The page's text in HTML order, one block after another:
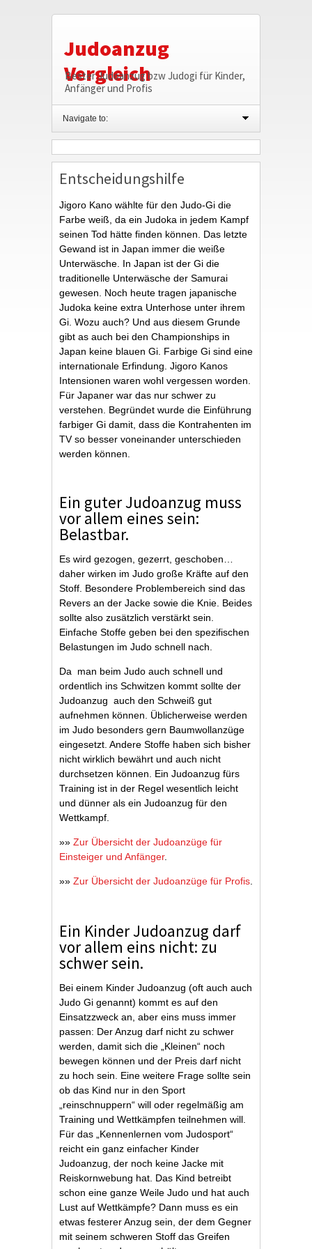
Judoanzug
Vergleich
Bester Judoanzug bzw Judogi für Kinder,
Anfänger und Profis
Navigate to:
Entscheidungshilfe
Jigoro Kano wählte für den Judo-Gi die
Farbe weiß, da ein Judoka in jedem Kampf
seinen Tod hätte finden können. Das letzte
Gewand ist in Japan immer die weiße
Unterwäsche. In Japan ist der Gi die
traditionelle Unterwäsche der Samurai
gewesen. Noch heute tragen japanische
Judoka keine extra Unterhose unter ihrem
Gi. Wozu auch? Und aus diesem Grunde
gibt as auch bei den Championships in
Japan keine blauen Gi. Farbige Gi sind eine
internationale Erfindung. Jigoro Kanos
Intensionen waren wohl vergessen worden.
Für Japaner war das nur schwer zu
verstehen. Begründet wurde die Einführung
farbiger Gi damit, dass die Kontrahenten im
TV so besser voneinander unterschieden
werden können.
Ein guter Judoanzug muss
vor allem eines sein:
Belastbar.
Es wird gezogen, gezerrt, geschoben…
daher wirken im Judo große Kräfte auf den
Stoff. Besondere Problembereich sind das
Revers an der Jacke sowie die Knie. Beides
sollte also zusätzlich verstärkt sein.
Einfache Stoffe geben bei den spezifischen
Belastungen im Judo schnell nach.
Da man beim Judo auch schnell und
ordentlich ins Schwitzen kommt sollte der
Judoanzug auch den Schweiß gut
aufnehmen können. Üblicherweise werden
im Judo besonders gern Baumwollanzüge
eingesetzt. Andere Stoffe haben sich bisher
nicht wirklich bewährt und auch nicht
durchsetzen können. Ein Judoanzug fürs
Training ist in der Regel wesentlich leicht
und dünner als ein Judoanzug für den
Wettkampf.
»» Zur Übersicht der Judoanzüge für
Einsteiger und Anfänger.
»» Zur Übersicht der Judoanzüge für Profis
Ein Kinder Judoanzug darf
vor allem eins nicht: zu
schwer sein.
Bei einem Kinder Judoanzug (oft auch auch
Judo Gi genannt) kommt es auf den
Einsatzzweck an, aber eins muss immer
passen: Der Anzug darf nicht zu schwer
werden, damit sich die „Kleinen“ noch
bewegen können und der Preis darf nicht
zu hoch sein. Eine weitere Frage sollte sein
ob das Kind nur in den Sport
„reinschnuppern“ will oder regelmäßig am
Training und Wettkämpfen teilnehmen will.
Für das „Kennenlernen vom Judosport“
reicht ein ganz einfacher Kinder
Judoanzug, der noch keine Jacke mit
Reiskornwebung hat. Das Kind betreibt
schon eine ganze Weile Judo und hat auch
Lust auf Wettkämpfe? Dann muss es ein
etwas festerer Anzug sein, der dem Gegner
mit seinem schweren Stoff das Greifen